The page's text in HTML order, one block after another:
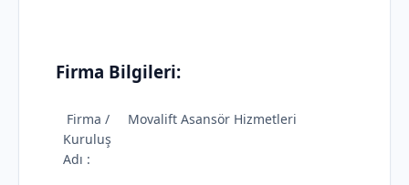
Firma Bilgileri:
Firma /
Kuruluş
Adı :
Movalift Asansör Hizmetleri